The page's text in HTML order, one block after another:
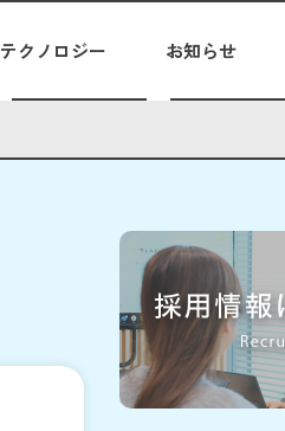
テクノロジー お知らせ